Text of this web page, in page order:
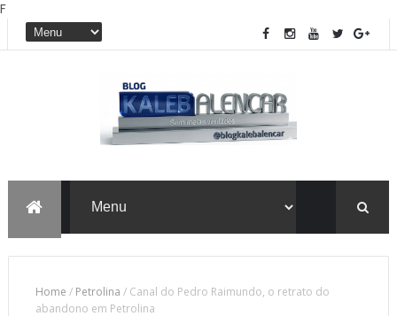
F
Home / Petrolina / Canal do Pedro Raimundo, o retrato do
abandono em Petrolina